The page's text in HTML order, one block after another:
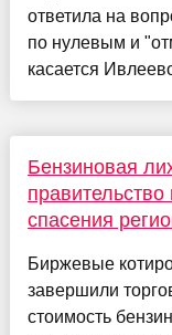
ответила на
по нулевым и
касается
Бензиновая
спасения
Биржевые
завершили
стоимость